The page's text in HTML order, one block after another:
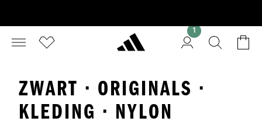
ZWART · ORIGINALS ·
KLEDING · NYLON